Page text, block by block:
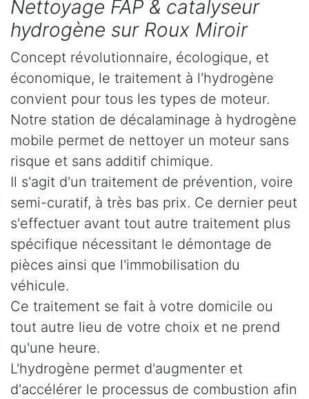
Nettoyage FAP & catalyseur
hydrogène sur Roux Miroir
Concept révolutionnaire, écologique, et
économique, le traitement à l'hydrogène
convient pour tous les types de moteur.
Notre station de décalaminage à hydrogène
mobile permet de nettoyer un moteur sans
risque et sans additif chimique.
Il s'agit d'un traitement de prévention, voire
semi-curatif, à très bas prix. Ce dernier peut
s'effectuer avant tout autre traitement plus
spécifique nécessitant le démontage de
pièces ainsi que l'immobilisation du
véhicule.
Ce traitement se fait à votre domicile ou
tout autre lieu de votre choix et ne prend
qu'une heure.
L'hydrogène permet d'augmenter et
d'accélérer le processus de combustion afin